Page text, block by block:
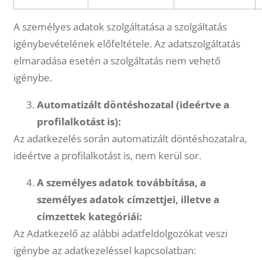
A személyes adatok szolgáltatása a szolgáltatás
igénybevételének előfeltétele. Az adatszolgáltatás
elmaradása esetén a szolgáltatás nem vehető
igénybe.
Automatizált döntéshozatal (ideértve a
profilalkotást is):
Az adatkezelés során automatizált döntéshozatalra,
ideértve a profilalkotást is, nem kerül sor.
A személyes adatok továbbítása, a
személyes adatok címzettjei, illetve a
címzettek kategóriái:
Az Adatkezelő az alábbi adatfeldolgozókat veszi
igénybe az adatkezeléssel kapcsolatban: